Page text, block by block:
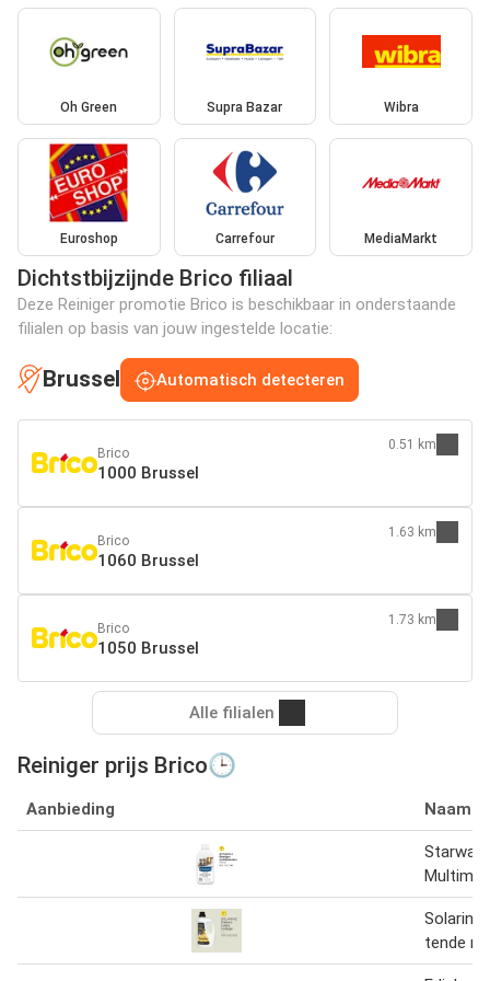
Oh Green Supra Bazar Wibra
Euroshop Carrefour MediaMarkt
Dichtstbijzijnde Brico filiaal
Deze Reiniger promotie Brico is beschikbaar in onderstaande
filialen op basis van jouw ingestelde locatie:
Brussel Automatisch detecteren
Brico
1000 Brussel
0.51 km
Brico
1060 Brussel
1.63 km
Brico
1050 Brussel
1.73 km
Alle filialen
Reiniger prijs Brico🕒
Aanbieding Naam
Starwax
Solarine
tende